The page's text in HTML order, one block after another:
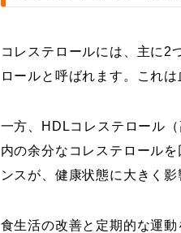
コレステロールには、主に2
ロールと呼ばれます。これ
一方、HDLコレステロール
内の余分なコレステロール
ンスが、健康状態に大きく影
食生活の改善と定期的な運